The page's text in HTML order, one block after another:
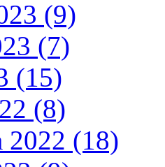
(9)
(7)
(15)
(8)
2022 (18)